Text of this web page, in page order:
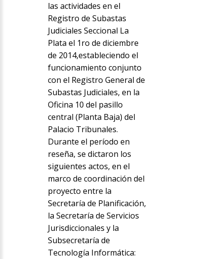
las actividades en el
Registro de Subastas
Judiciales Seccional La
Plata el 1ro de diciembre
de 2014,estableciendo el
funcionamiento conjunto
con el Registro General de
Subastas Judiciales, en la
Oficina 10 del pasillo
central (Planta Baja) del
Palacio Tribunales.
Durante el período en
reseña, se dictaron los
siguientes actos, en el
marco de coordinación del
proyecto entre la
Secretaría de Planificación,
la Secretaría de Servicios
Jurisdiccionales y la
Subsecretaría de
Tecnología Informática: